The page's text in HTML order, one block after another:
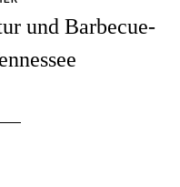
und Barbecue-